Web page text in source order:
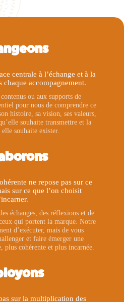
centrale à l’échange et à la
chaque accompagnement.
ou aux supports de
pour nous de comprendre ce
histoire, sa vision, ses valeurs,
souhaite transmettre et la
souhaite exister.
ne repose pas sur ce
sur ce que l’on choisit
échanges, des réflexions et de
qui portent la marque. Notre
d’exécuter, mais de vous
et faire émerger une
plus cohérente et plus incarnée.
sur la multiplication des